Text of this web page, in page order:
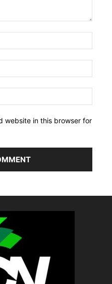
website in this browser for